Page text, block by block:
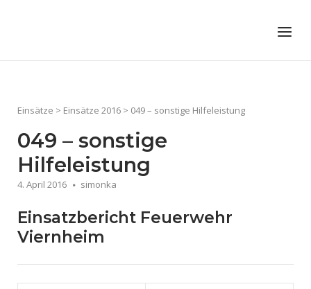
Menu
Einsätze > Einsätze 2016 > 049 – sonstige Hilfeleistung
049 – sonstige
Hilfeleistung
4. April 2016 simonka
Einsatzbericht Feuerwehr
Viernheim